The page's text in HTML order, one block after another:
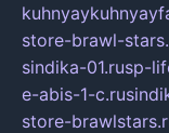
store-brawl-
sindika-01.rusp-
e-abis-1-c.ru
store-